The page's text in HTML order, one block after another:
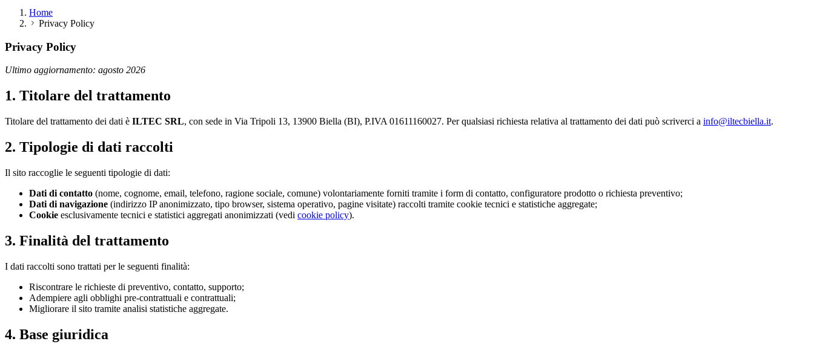
Home
Privacy Policy
Privacy Policy
Ultimo aggiornamento: agosto 2026
1. Titolare del trattamento
Titolare del trattamento dei dati è ILTEC SRL, con sede in Via Tripoli 13, 13900 Biella (BI), P.IVA 01611160027. Per qualsiasi richiesta relativa al trattamento dei dati può scriverci a info@iltecbiella.it.
2. Tipologie di dati raccolti
Il sito raccoglie le seguenti tipologie di dati:
Dati di contatto (nome, cognome, email, telefono, ragione sociale, comune) volontariamente forniti tramite i form di contatto, configuratore prodotto o richiesta preventivo;
Dati di navigazione (indirizzo IP anonimizzato, tipo browser, sistema operativo, pagine visitate) raccolti tramite cookie tecnici e statistiche aggregate;
Cookie esclusivamente tecnici e statistici aggregati anonimizzati (vedi cookie policy).
3. Finalità del trattamento
I dati raccolti sono trattati per le seguenti finalità:
Riscontrare le richieste di preventivo, contatto, supporto;
Adempiere agli obblighi pre-contrattuali e contrattuali;
Migliorare il sito tramite analisi statistiche aggregate.
4. Base giuridica